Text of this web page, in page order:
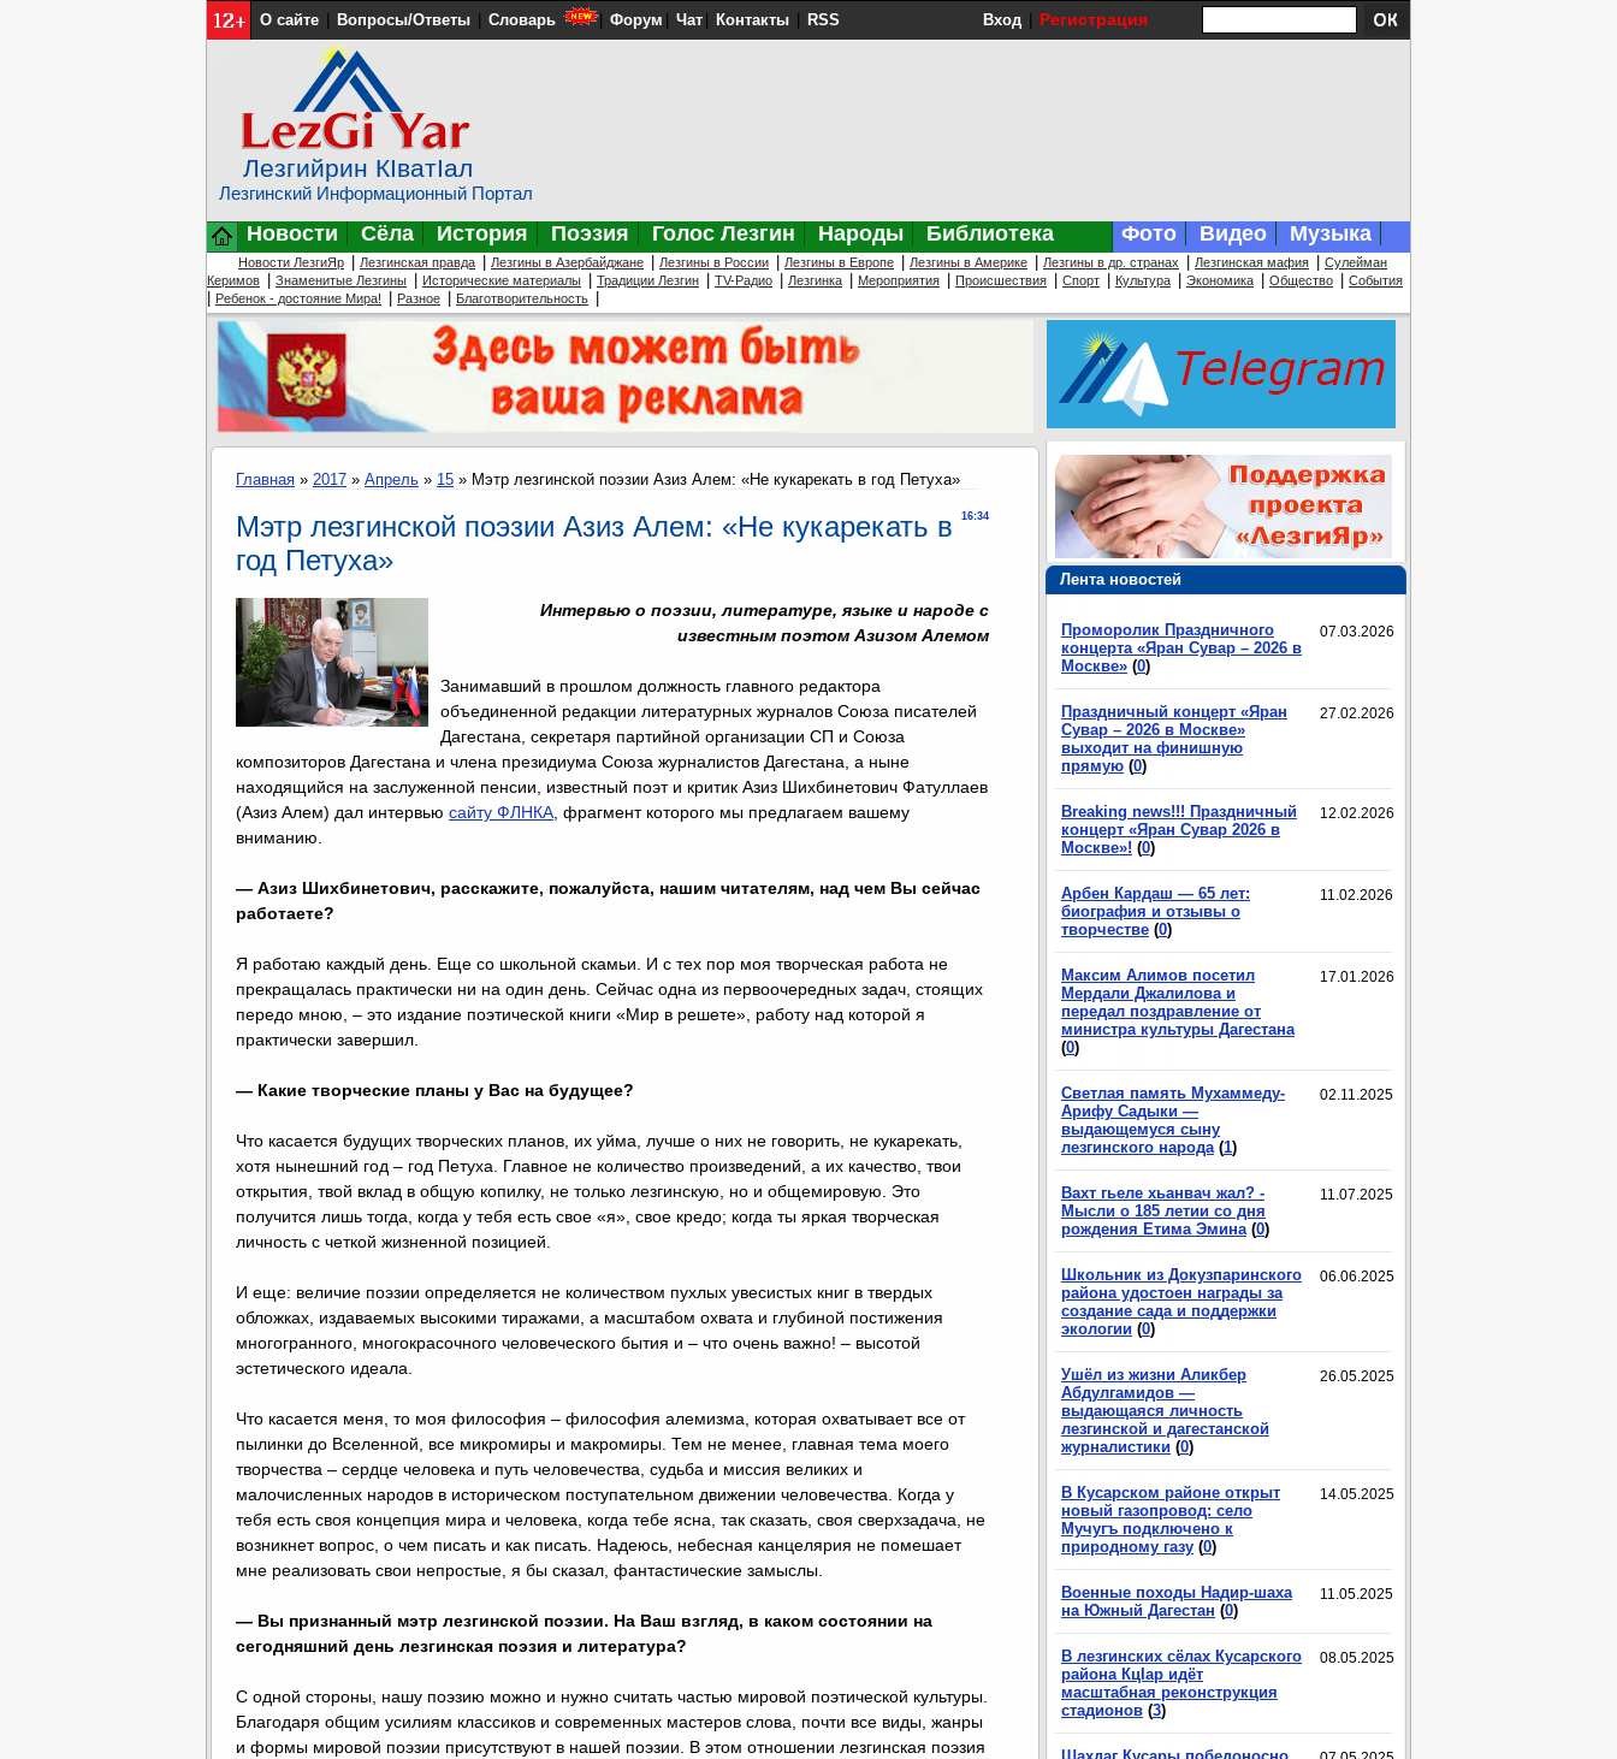
О сайте Вопросы/Ответы Словарь Форум Чат Контакты RSS Вход Регистрация
Лезгийрин КIватIал
Лезгинский Информационный Портал
Новости Сёла История Поэзия Голос Лезгин Народы Библиотека Фото Видео Музыка
Новости ЛезгиЯр Лезгинская правда Лезгины в Азербайджане Лезгины в России Лезгины в Европе Лезгины в Америке Лезгины в др. странах Лезгинская мафия
Сулейман
Керимов
Знаменитые Лезгины Исторические материалы Традиции Лезгин TV-Радио Лезгинка Мероприятия Происшествия Спорт Культура Экономика Общество События
Ребенок - достояние Мира! Разное Благотворительность
Лента новостей
07.03.2026
Проморолик Праздничного
концерта «Яран Сувар – 2026 в
Москве» (0)
27.02.2026
Праздничный концерт «Яран
Сувар – 2026 в Москве»
выходит на финишную
прямую (0)
12.02.2026
Breaking news!!! Праздничный
концерт «Яран Сувар 2026 в
Москве»! (0)
11.02.2026
Арбен Кардаш — 65 лет:
биография и отзывы о
творчестве (0)
17.01.2026
Максим Алимов посетил
Мердали Джалилова и
передал поздравление от
министра культуры Дагестана
(0)
02.11.2025
Светлая память Мухаммеду-
Арифу Садыки —
выдающемуся сыну
лезгинского народа (1)
11.07.2025
Вахт гьеле хьанвач жал? -
Мысли о 185 летии со дня
рождения Етима Эмина (0)
06.06.2025
Школьник из Докузпаринского
района удостоен награды за
создание сада и поддержки
экологии (0)
26.05.2025
Ушёл из жизни Аликбер
Абдулгамидов —
выдающаяся личность
лезгинской и дагестанской
журналистики (0)
14.05.2025
В Кусарском районе открыт
новый газопровод: село
Мучугъ подключено к
природному газу (0)
11.05.2025
Военные походы Надир-шаха
на Южный Дагестан (0)
08.05.2025
В лезгинских сёлах Кусарского
района КцIар идёт
масштабная реконструкция
стадионов (3)
Главная » 2017 » Апрель » 15 » Мэтр лезгинской поэзии Азиз Алем: «Не кукарекать в год Петуха»
16:34
Мэтр лезгинской поэзии Азиз Алем: «Не кукарекать в
год Петуха»
Интервью о поэзии, литературе, языке и народе с
известным поэтом Азизом Алемом
Занимавший в прошлом должность главного редактора
объединенной редакции литературных журналов Союза писателей
Дагестана, секретаря партийной организации СП и Союза
композиторов Дагестана и члена президиума Союза журналистов Дагестана, а ныне
находящийся на заслуженной пенсии, известный поэт и критик Азиз Шихбинетович Фатуллаев
(Азиз Алем) дал интервью сайту ФЛНКА , фрагмент которого мы предлагаем вашему
вниманию.
— Азиз Шихбинетович, расскажите, пожалуйста, нашим читателям, над чем Вы сейчас
работаете?
Я работаю каждый день. Еще со школьной скамьи. И с тех пор моя творческая работа не
прекращалась практически ни на один день. Сейчас одна из первоочередных задач, стоящих
передо мною, – это издание поэтической книги «Мир в решете», работу над которой я
практически завершил.
— Какие творческие планы у Вас на будущее?
Что касается будущих творческих планов, их уйма, лучше о них не говорить, не кукарекать,
хотя нынешний год – год Петуха. Главное не количество произведений, а их качество, твои
открытия, твой вклад в общую копилку, не только лезгинскую, но и общемировую. Это
получится лишь тогда, когда у тебя есть свое «я», свое кредо; когда ты яркая творческая
личность с четкой жизненной позицией.
И еще: величие поэзии определяется не количеством пухлых увесистых книг в твердых
обложках, издаваемых высокими тиражами, а масштабом охвата и глубиной постижения
многогранного, многокрасочного человеческого бытия и – что очень важно! – высотой
эстетического идеала.
Что касается меня, то моя философия – философия алемизма, которая охватывает все от
пылинки до Вселенной, все микромиры и макромиры. Тем не менее, главная тема моего
творчества – сердце человека и путь человечества, судьба и миссия великих и
малочисленных народов в историческом поступательном движении человечества. Когда у
тебя есть своя концепция мира и человека, когда тебе ясна, так сказать, своя сверхзадача, не
возникнет вопрос, о чем писать и как писать. Надеюсь, небесная канцелярия не помешает
мне реализовать свои непростые, я бы сказал, фантастические замыслы.
— Вы признанный мэтр лезгинской поэзии. На Ваш взгляд, в каком состоянии на
сегодняшний день лезгинская поэзия и литература?
С одной стороны, нашу поэзию можно и нужно считать частью мировой поэтической культуры.
Благодаря общим усилиям классиков и современных мастеров слова, почти все виды, жанры
и формы мировой поэзии присутствуют в нашей поэзии. В этом отношении лезгинская поэзия